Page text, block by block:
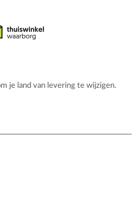
je land van levering te wijzigen.